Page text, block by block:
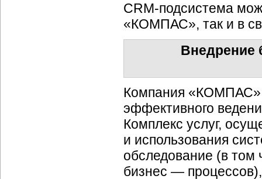
CRM-подсистема
«КОМПАС», так и в
Внедрение
Компания «КОМПАС»
эффективного
Комплекс услуг,
и использования
обследование (в том
бизнес —